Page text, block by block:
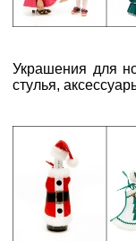
Украшения для
стулья,